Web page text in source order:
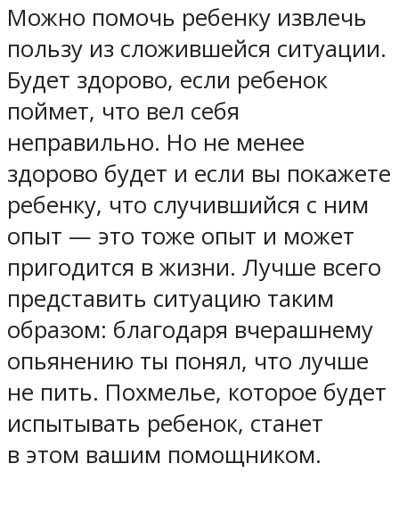
Можно помочь ребенку извлечь
пользу из сложившейся ситуации.
Будет здорово, если ребенок
поймет, что вел себя
неправильно. Но не менее
здорово будет и если вы покажете
ребенку, что случившийся с ним
опыт — это тоже опыт и может
пригодится в жизни. Лучше всего
представить ситуацию таким
образом: благодаря вчерашнему
опьянению ты понял, что лучше
не пить. Похмелье, которое будет
испытывать ребенок, станет
в этом вашим помощником.